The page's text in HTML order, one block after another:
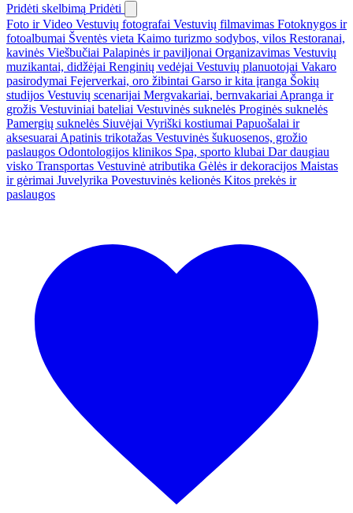
Pridėti skelbimą Pridėti
Foto ir Video Vestuvių fotografai Vestuvių filmavimas Fotoknygos ir
fotoalbumai Šventės vieta Kaimo turizmo sodybos, vilos Restoranai,
kavinės Viešbučiai Palapinės ir paviljonai Organizavimas Vestuvių
muzikantai, didžėjai Renginių vedėjai Vestuvių planuotojai Vakaro
pasirodymai Fejerverkai, oro žibintai Garso ir kita įranga Šokių
studijos Vestuvių scenarijai Mergvakariai, bernvakariai Apranga ir
grožis Vestuviniai bateliai Vestuvinės suknelės Proginės suknelės
Pamergių suknelės Siuvėjai Vyriški kostiumai Papuošalai ir
aksesuarai Apatinis trikotažas Vestuvinės šukuosenos, grožio
paslaugos Odontologijos klinikos Spa, sporto klubai Dar daugiau
visko Transportas Vestuvinė atributika Gėlės ir dekoracijos Maistas
ir gėrimai Juvelyrika Povestuvinės kelionės Kitos prekės ir
paslaugos